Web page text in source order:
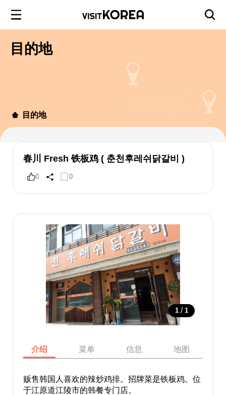
目的地
目的地
春川 Fresh 铁板鸡 ( 춘천후레쉬닭갈비 )
0 0
1 / 1
介绍 菜单 信息 地图
贩售韩国人喜欢的辣炒鸡排。招牌菜是铁板鸡。位
于江原道江陵市的韩餐专门店。